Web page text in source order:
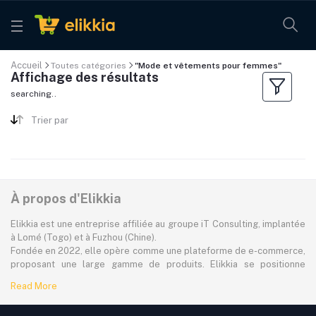
Accueil Toutes catégories "Mode et vêtements pour femmes"
Affichage des résultats
searching..
Trier par
À propos d'Elikkia
Elikkia est une entreprise affiliée au groupe iT Consulting, implantée
à Lomé (Togo) et à Fuzhou (Chine).
Fondée en 2022, elle opère comme une plateforme de e-commerce,
proposant une large gamme de produits. Elikkia se positionne
offrant à la fois la possibilité d'acheter localement et directement
depuis la Chine.
Read More